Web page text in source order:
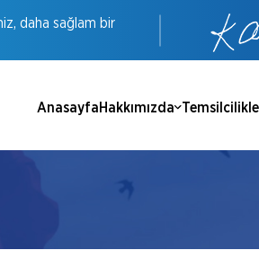
daha sağlam bir
AnasayfaHakkımızda